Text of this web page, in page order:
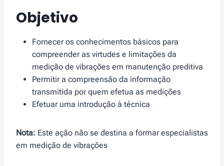
Objetivo
Fornecer os conhecimentos básicos para
compreender as virtudes e limitações da
medição de vibrações em manutenção preditiva
Permitir a compreensão da informação
transmitida por quem efetua as medições
Efetuar uma introdução à técnica
Nota: Este ação não se destina a formar especialistas
em medição de vibrações